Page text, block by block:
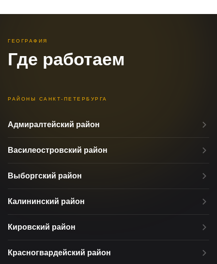
ГЕОГРАФИЯ
Где работаем
РАЙОНЫ САНКТ-ПЕТЕРБУРГА
Адмиралтейский район
Василеостровский район
Выборгский район
Калининский район
Кировский район
Красногвардейский район